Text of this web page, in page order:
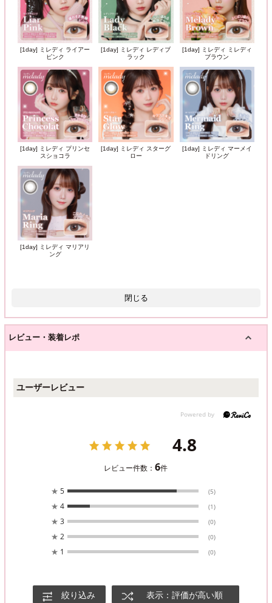
[1day] ミレディ ライアー
ピンク
[1day] ミレディ レディブ
ラック
[1day] ミレディ ミレディ
ブラウン
[1day] ミレディ プリンセ
スショコラ
[1day] ミレディ スターグ
ロー
[1day] ミレディ マーメイ
ドリング
[1day] ミレディ マリアリ
ング
閉じる
レビュー・装着レポ
ユーザーレビュー
4.8
レビュー件数：6件
★ 5 (5)
★ 4 (1)
★ 3 (0)
★ 2 (0)
★ 1 (0)
絞り込み 表示：評価が高い順